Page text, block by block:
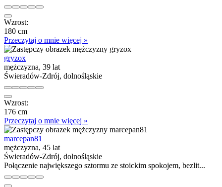
Wzrost:
180 cm
Przeczytaj o mnie więcej »
gryzox
mężczyzna, 39 lat
Świeradów-Zdrój, dolnośląskie
Wzrost:
176 cm
Przeczytaj o mnie więcej »
marcepan81
mężczyzna, 45 lat
Świeradów-Zdrój, dolnośląskie
Połączenie największego sztormu ze stoickim spokojem, bezlit...